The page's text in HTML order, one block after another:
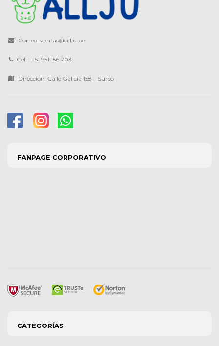
Correo: ventas@allju.pe
Cel. : +51 951 156 203
Dirección: Calle Galicia 158 – Surco
FANPAGE CORPORATIVO
CATEGORÍAS